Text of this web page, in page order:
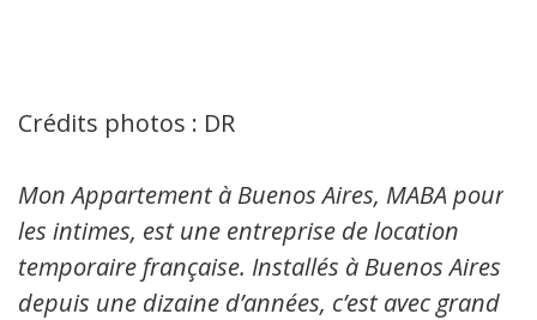
Crédits photos : DR
Mon Appartement à Buenos Aires, MABA pour
les intimes, est une entreprise de location
temporaire française. Installés à Buenos Aires
depuis une dizaine d’années, c’est avec grand